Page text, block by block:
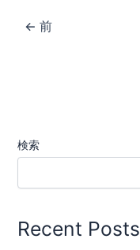
← 前
検索
Recent Posts